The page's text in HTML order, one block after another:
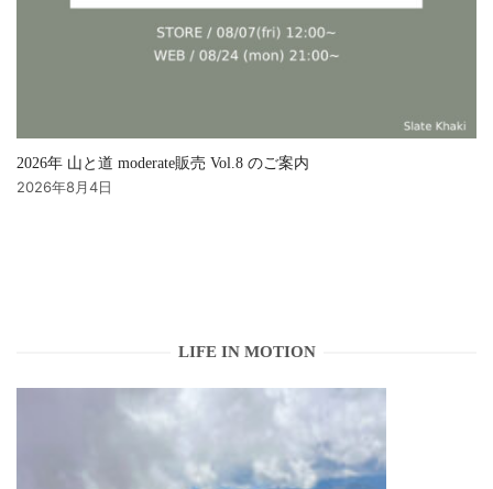
2026年 山と道 moderate販売 Vol.8 のご案内
2026年8月4日
LIFE IN MOTION